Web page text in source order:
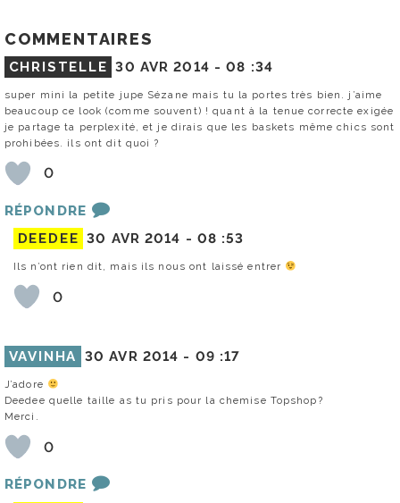
COMMENTAIRES
CHRISTELLE 30 AVR 2014 -08 :34
super mini la petite jupe Sézane mais tu la portes très bien. j’aime
beaucoup ce look (comme souvent) ! quant à la tenue correcte exigée
je partage ta perplexité, et je dirais que les baskets même chics sont
prohibées. ils ont dit quoi ?
0
RÉPONDRE
DEEDEE 30 AVR 2014 - 08 :53
Ils n’ont rien dit, mais ils nous ont laissé entrer
0
VAVINHA 30 AVR 2014 - 09 :17
J’adore
Deedee quelle taille as tu pris pour la chemise Topshop?
Merci.
0
RÉPONDRE